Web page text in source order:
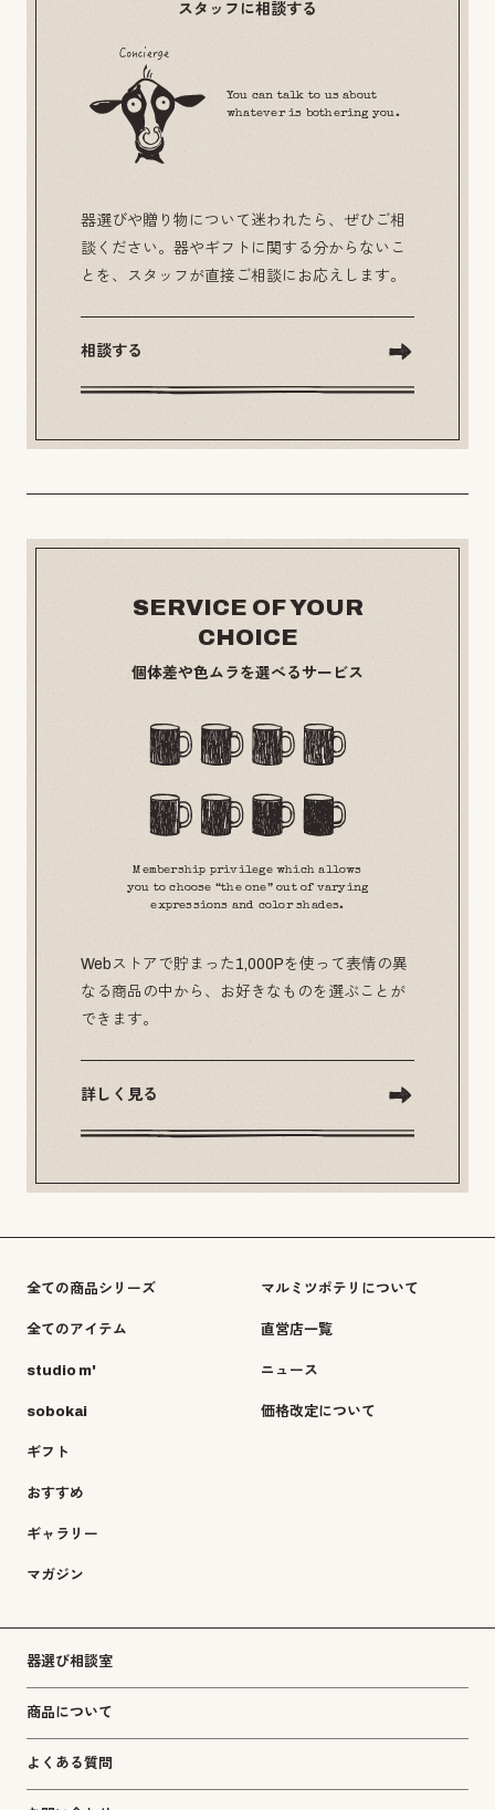
スタッフに相談する
You can talk to us about
whatever is bothering you.
器選びや贈り物について迷われたら、ぜひご相
談ください。器やギフトに関する分からないこ
とを、スタッフが直接ご相談にお応えします。
相談する
SERVICE OF YOUR
CHOICE
個体差や色ムラを選べるサービス
Membership privilege which allows
you to choose “the one” out of varying
expressions and color shades.
Webストアで貯まった1,000Pを使って表情の異
なる商品の中から、お好きなものを選ぶことが
できます。
詳しく見る
全ての商品シリーズ
全てのアイテム
studio m'
sobokai
ギフト
おすすめ
ギャラリー
マガジン
マルミツポテリについて
直営店一覧
ニュース
価格改定について
器選び相談室
商品について
よくある質問